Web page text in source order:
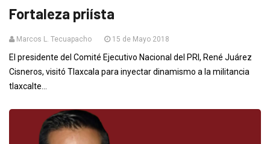
Fortaleza priísta
Marcos L. Tecuapacho 15 de Mayo 2018
El presidente del Comité Ejecutivo Nacional del PRI, René Juárez
Cisneros, visitó Tlaxcala para inyectar dinamismo a la militancia
tlaxcalte...